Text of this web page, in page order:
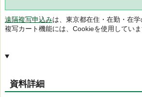
遠隔複写申込みは、東京都在住・在勤・在
複写カート機能には、Cookieを使用してい
資料詳細